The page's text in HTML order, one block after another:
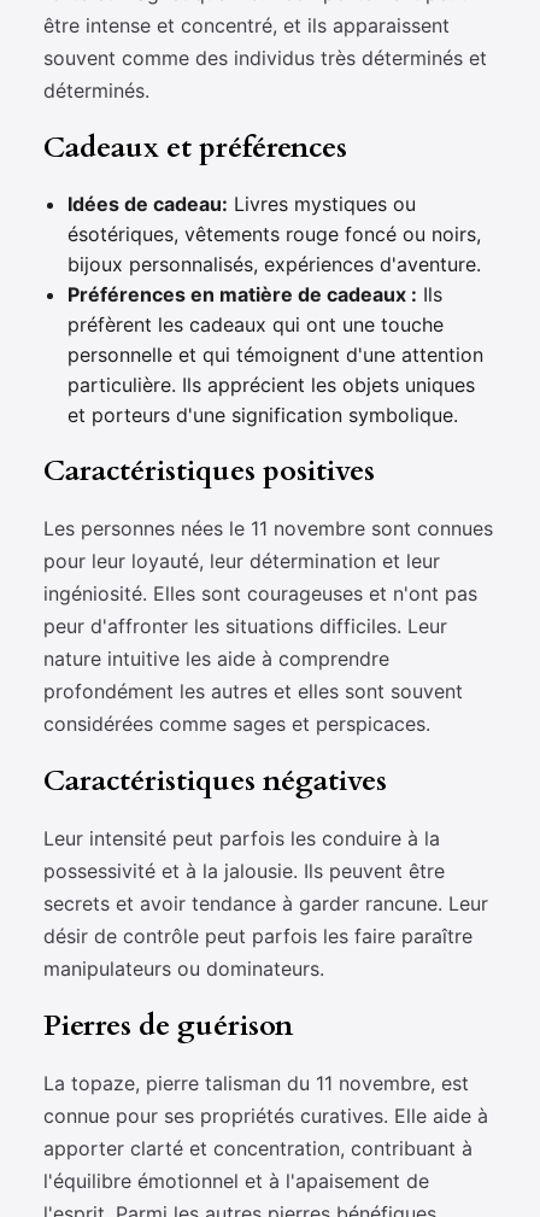
être intense et concentré, et ils apparaissent
souvent comme des individus très déterminés et
déterminés.
Cadeaux et préférences
Idées de cadeau: Livres mystiques ou
ésotériques, vêtements rouge foncé ou noirs,
bijoux personnalisés, expériences d'aventure.
Préférences en matière de cadeaux : Ils
préfèrent les cadeaux qui ont une touche
personnelle et qui témoignent d'une attention
particulière. Ils apprécient les objets uniques
et porteurs d'une signification symbolique.
Caractéristiques positives
Les personnes nées le 11 novembre sont connues
pour leur loyauté, leur détermination et leur
ingéniosité. Elles sont courageuses et n'ont pas
peur d'affronter les situations difficiles. Leur
nature intuitive les aide à comprendre
profondément les autres et elles sont souvent
considérées comme sages et perspicaces.
Caractéristiques négatives
Leur intensité peut parfois les conduire à la
possessivité et à la jalousie. Ils peuvent être
secrets et avoir tendance à garder rancune. Leur
désir de contrôle peut parfois les faire paraître
manipulateurs ou dominateurs.
Pierres de guérison
La topaze, pierre talisman du 11 novembre, est
connue pour ses propriétés curatives. Elle aide à
apporter clarté et concentration, contribuant à
l'équilibre émotionnel et à l'apaisement de